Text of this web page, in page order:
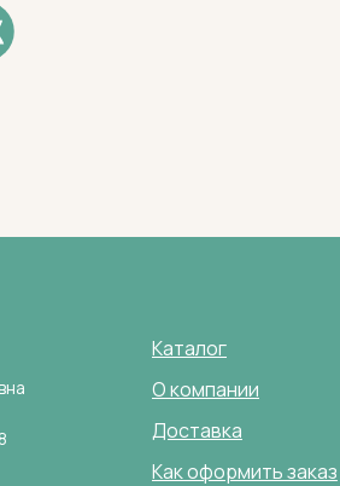
О компании
Каталог
Доставка
Как оформить заказ